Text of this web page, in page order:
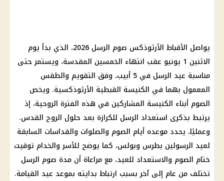
يواصل الأقباط الأرثوذكس صوم الرسل 2026، الذي بدأ يوم
الاثنين 1 يونيو عقب انتهاء الخمسين المقدسة، ويستمر حتى
مناسبة عيد الرسل في 5 أبيب، وفق التقويم والطقس
المعمول بهما في الكنيسة القبطية الأرثوذكسية. ويخص
الصوم أبناء الكنيسة المشاركين في هذه الفترة الروحية، إذ
يرتبط بذكرى استعداد الرسل للكرازة بعد حلول الروح القدس.
وعمليًا، يحدد موعده أيام الصوم والصلوات والقداسات السابقة
لعيد الرسولين بطرس وبولس، كما يوضح للأسر والخدام توقيت
ختام الصوم والاستعداد للعيد، مع مراعاة أن مدة صوم الرسل
تختلف من عام إلى آخر بسبب ارتباط بدايته بموعد عيد القيامة.